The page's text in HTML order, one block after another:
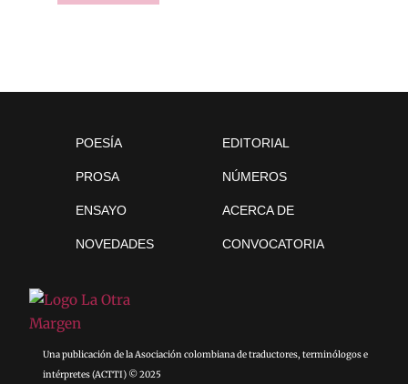
Una publicación de la Asociación colombiana de traductores, terminólogos e
intérpretes (ACTTI) © 2025
POESÍA
PROSA
ENSAYO
NOVEDADES
EDITORIAL
NÚMEROS
ACERCA DE
CONVOCATORIA